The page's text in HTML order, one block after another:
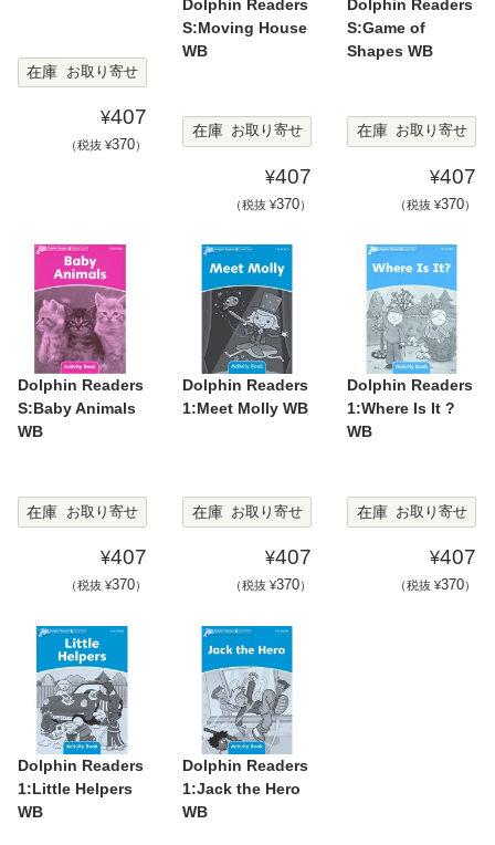
在庫 お取り寄せ
¥407
（税抜 ¥370）
Dolphin Readers
S:Moving House
WB
在庫 お取り寄せ
¥407
（税抜 ¥370）
Dolphin Readers
S:Game of
Shapes WB
在庫 お取り寄せ
¥407
（税抜 ¥370）
Dolphin Readers
S:Baby Animals
WB
在庫 お取り寄せ
¥407
（税抜 ¥370）
Dolphin Readers
1:Meet Molly WB
在庫 お取り寄せ
¥407
（税抜 ¥370）
Dolphin Readers
1:Where Is It ?
WB
在庫 お取り寄せ
¥407
（税抜 ¥370）
Dolphin Readers
1:Little Helpers
WB
Dolphin Readers
1:Jack the Hero
WB